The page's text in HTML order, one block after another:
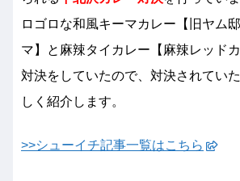
ロゴロな和風キーマカレー【旧ヤム
マ】と麻辣タイカレー【麻辣レッド
対決をしていたので、対決されてい
しく紹介します。
>>シューイチ記事一覧はこちら